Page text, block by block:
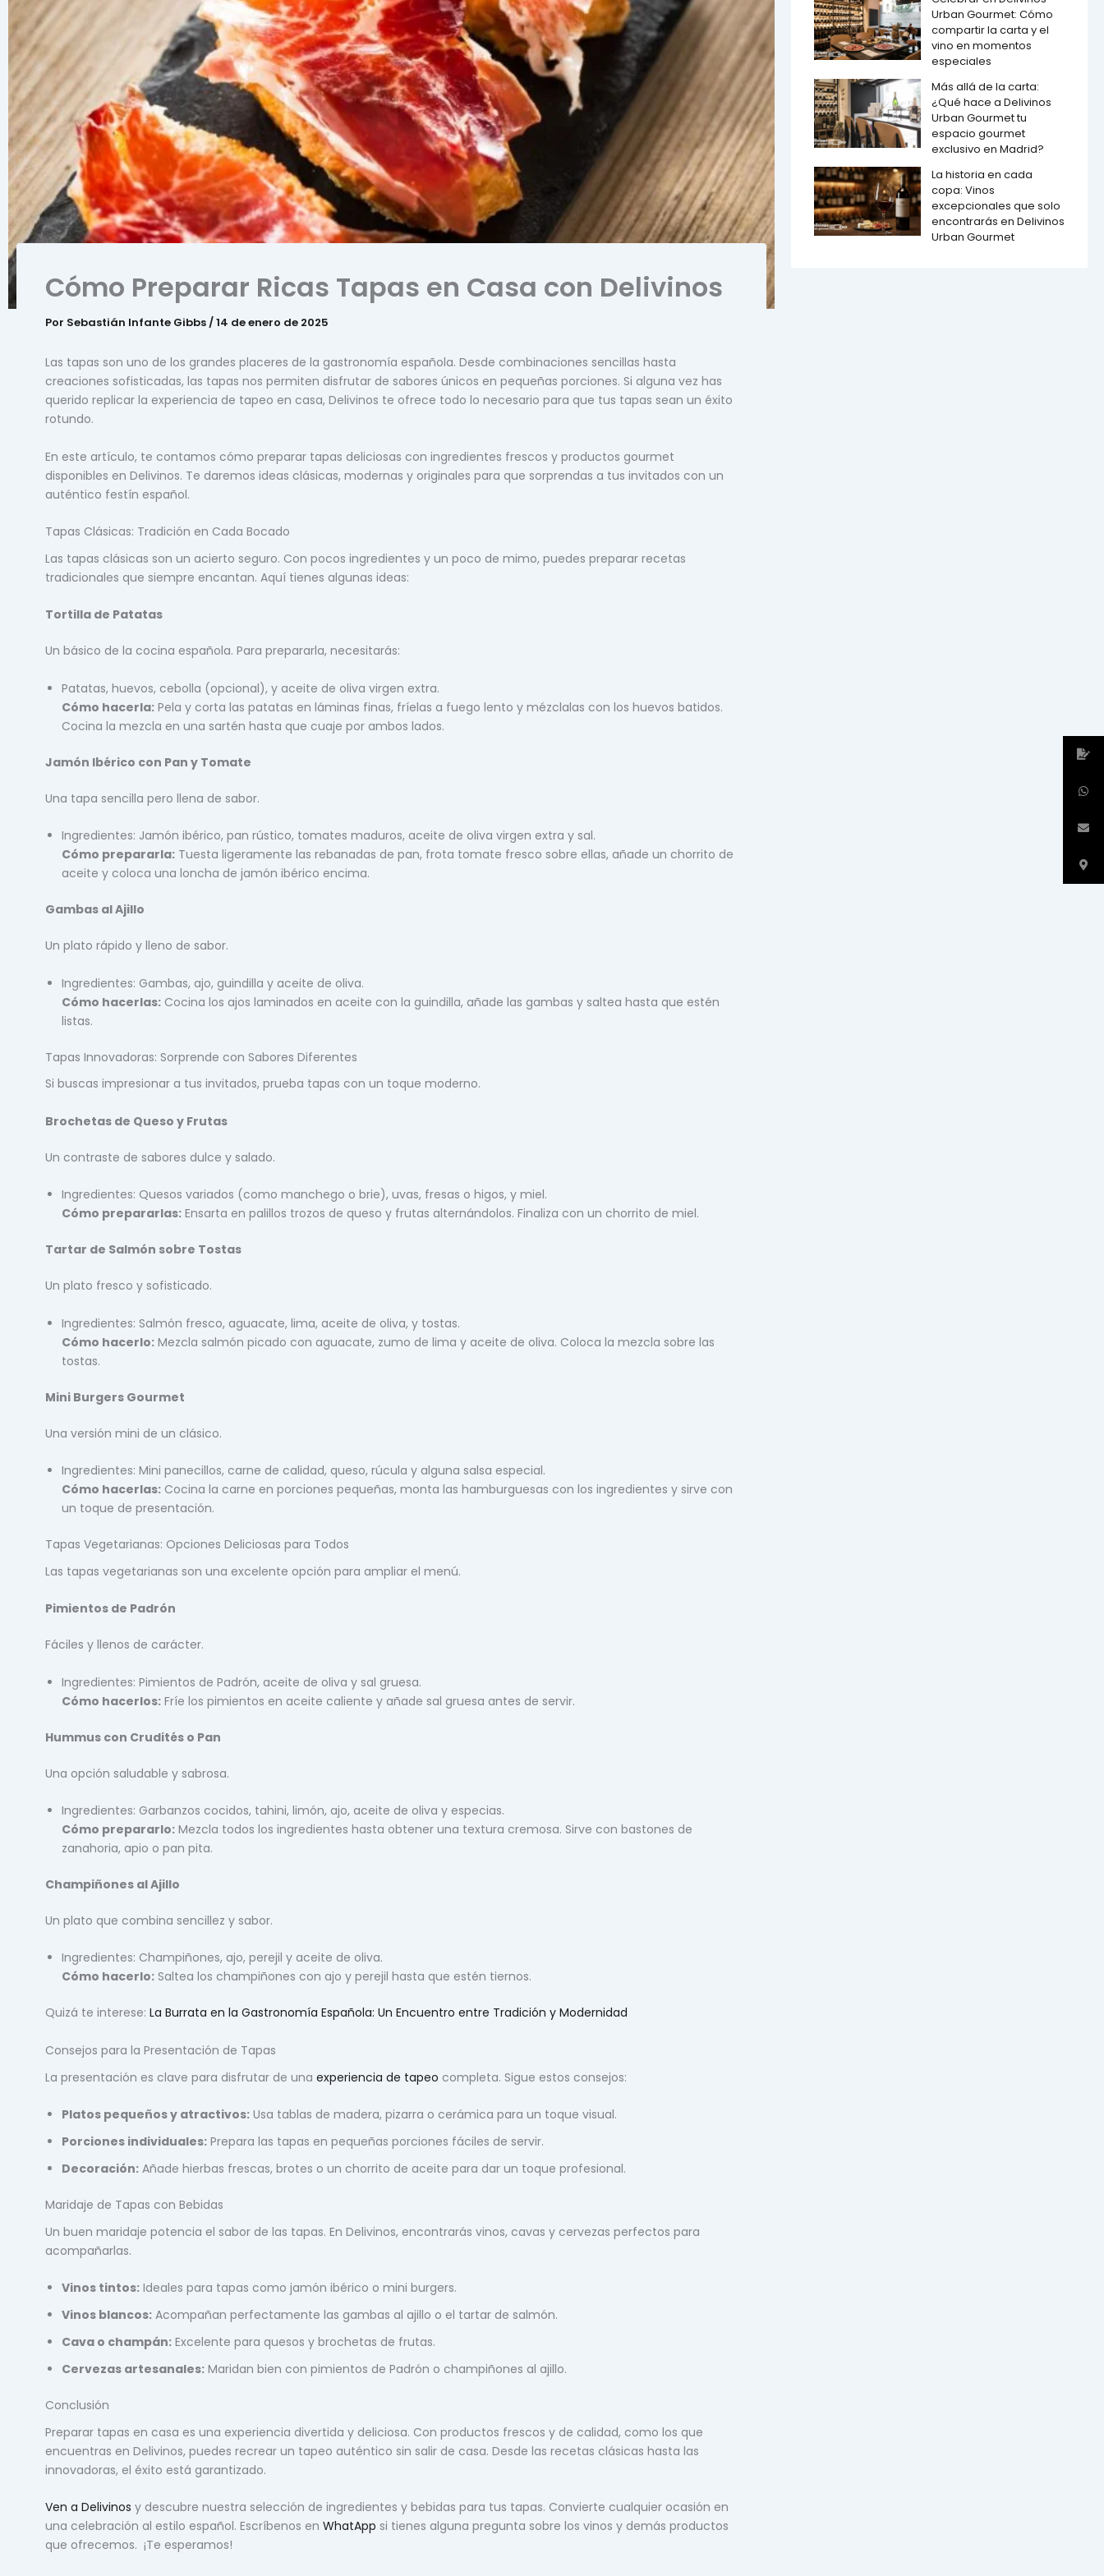
Cómo Preparar Ricas Tapas en Casa con Delivinos
Por Sebastián Infante Gibbs/14 de enero de 2025
Las tapas son uno de los grandes placeres de la gastronomía española. Desde combinaciones sencillas hasta
creaciones sofisticadas, las tapas nos permiten disfrutar de sabores únicos en pequeñas porciones. Si alguna vez has
querido replicar la experiencia de tapeo en casa, Delivinos te ofrece todo lo necesario para que tus tapas sean un éxito
rotundo.
En este artículo, te contamos cómo preparar tapas deliciosas con ingredientes frescos y productos gourmet
disponibles en Delivinos. Te daremos ideas clásicas, modernas y originales para que sorprendas a tus invitados con un
auténtico festín español.
Tapas Clásicas: Tradición en Cada Bocado
Las tapas clásicas son un acierto seguro. Con pocos ingredientes y un poco de mimo, puedes preparar recetas
tradicionales que siempre encantan. Aquí tienes algunas ideas:
Tortilla de Patatas
Un básico de la cocina española. Para prepararla, necesitarás:
Patatas, huevos, cebolla (opcional), y aceite de oliva virgen extra.
Cómo hacerla: Pela y corta las patatas en láminas finas, fríelas a fuego lento y mézclalas con los huevos batidos.
Cocina la mezcla en una sartén hasta que cuaje por ambos lados.
Jamón Ibérico con Pan y Tomate
Una tapa sencilla pero llena de sabor.
Ingredientes: Jamón ibérico, pan rústico, tomates maduros, aceite de oliva virgen extra y sal.
Cómo prepararla: Tuesta ligeramente las rebanadas de pan, frota tomate fresco sobre ellas, añade un chorrito de
aceite y coloca una loncha de jamón ibérico encima.
Gambas al Ajillo
Un plato rápido y lleno de sabor.
Ingredientes: Gambas, ajo, guindilla y aceite de oliva.
Cómo hacerlas: Cocina los ajos laminados en aceite con la guindilla, añade las gambas y saltea hasta que estén
listas.
Tapas Innovadoras: Sorprende con Sabores Diferentes
Si buscas impresionar a tus invitados, prueba tapas con un toque moderno.
Brochetas de Queso y Frutas
Un contraste de sabores dulce y salado.
Ingredientes: Quesos variados (como manchego o brie), uvas, fresas o higos, y miel.
Cómo prepararlas: Ensarta en palillos trozos de queso y frutas alternándolos. Finaliza con un chorrito de miel.
Tartar de Salmón sobre Tostas
Un plato fresco y sofisticado.
Ingredientes: Salmón fresco, aguacate, lima, aceite de oliva, y tostas.
Cómo hacerlo: Mezcla salmón picado con aguacate, zumo de lima y aceite de oliva. Coloca la mezcla sobre las
tostas.
Mini Burgers Gourmet
Una versión mini de un clásico.
Ingredientes: Mini panecillos, carne de calidad, queso, rúcula y alguna salsa especial.
Cómo hacerlas: Cocina la carne en porciones pequeñas, monta las hamburguesas con los ingredientes y sirve con
un toque de presentación.
Tapas Vegetarianas: Opciones Deliciosas para Todos
Las tapas vegetarianas son una excelente opción para ampliar el menú.
Pimientos de Padrón
Fáciles y llenos de carácter.
Ingredientes: Pimientos de Padrón, aceite de oliva y sal gruesa.
Cómo hacerlos: Fríe los pimientos en aceite caliente y añade sal gruesa antes de servir.
Hummus con Crudités o Pan
Una opción saludable y sabrosa.
Ingredientes: Garbanzos cocidos, tahini, limón, ajo, aceite de oliva y especias.
Cómo prepararlo: Mezcla todos los ingredientes hasta obtener una textura cremosa. Sirve con bastones de
zanahoria, apio o pan pita.
Champiñones al Ajillo
Un plato que combina sencillez y sabor.
Ingredientes: Champiñones, ajo, perejil y aceite de oliva.
Cómo hacerlo: Saltea los champiñones con ajo y perejil hasta que estén tiernos.
Quizá te interese: La Burrata en la Gastronomía Española: Un Encuentro entre Tradición y Modernidad
Consejos para la Presentación de Tapas
La presentación es clave para disfrutar de una experiencia de tapeo completa. Sigue estos consejos:
Platos pequeños y atractivos: Usa tablas de madera, pizarra o cerámica para un toque visual.
Porciones individuales: Prepara las tapas en pequeñas porciones fáciles de servir.
Decoración: Añade hierbas frescas, brotes o un chorrito de aceite para dar un toque profesional.
Maridaje de Tapas con Bebidas
Un buen maridaje potencia el sabor de las tapas. En Delivinos, encontrarás vinos, cavas y cervezas perfectos para
acompañarlas.
Vinos tintos: Ideales para tapas como jamón ibérico o mini burgers.
Vinos blancos: Acompañan perfectamente las gambas al ajillo o el tartar de salmón.
Cava o champán: Excelente para quesos y brochetas de frutas.
Cervezas artesanales: Maridan bien con pimientos de Padrón o champiñones al ajillo.
Conclusión
Preparar tapas en casa es una experiencia divertida y deliciosa. Con productos frescos y de calidad, como los que
encuentras en Delivinos, puedes recrear un tapeo auténtico sin salir de casa. Desde las recetas clásicas hasta las
innovadoras, el éxito está garantizado.
Ven a Delivinos y descubre nuestra selección de ingredientes y bebidas para tus tapas. Convierte cualquier ocasión en
una celebración al estilo español. Escríbenos en WhatApp si tienes alguna pregunta sobre los vinos y demás productos
que ofrecemos. ¡Te esperamos!
Urban Gourmet: Cómo
compartir la carta y el
vino en momentos
especiales
Más allá de la carta:
¿Qué hace a Delivinos
Urban Gourmet tu
espacio gourmet
exclusivo en Madrid?
La historia en cada
copa: Vinos
excepcionales que solo
encontrarás en Delivinos
Urban Gourmet